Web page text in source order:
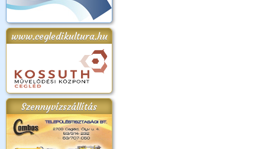
www.cegledikultura.hu
Szennyvízszállítás
2018.
Kossuth Toborzó
2017.09.22-23.
és Magyarok
Kenyere Program